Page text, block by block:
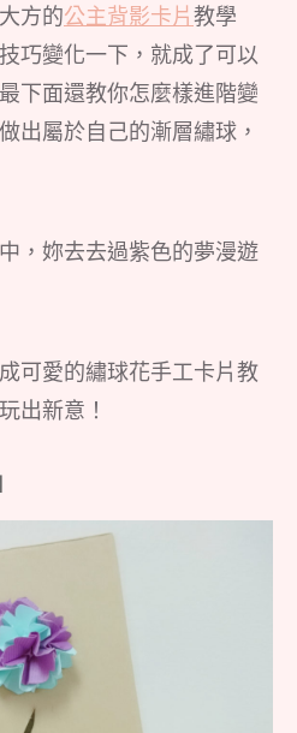
方的公主背影卡片教學
巧變化一下，就成了可以
下面還教你怎麼樣進階變
出屬於自己的漸層繡球，
，妳去去過紫色的夢漫遊
可愛的繡球花手工卡片教
出新意！